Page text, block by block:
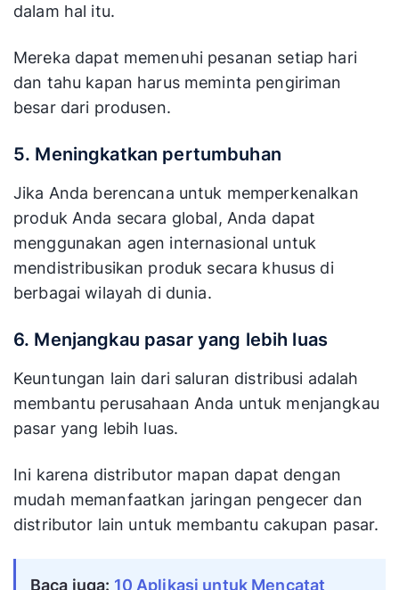
dalam hal itu.
Mereka dapat memenuhi pesanan setiap hari
dan tahu kapan harus meminta pengiriman
besar dari produsen.
5. Meningkatkan pertumbuhan
Jika Anda berencana untuk memperkenalkan
produk Anda secara global, Anda dapat
menggunakan agen internasional untuk
mendistribusikan produk secara khusus di
berbagai wilayah di dunia.
6. Menjangkau pasar yang lebih luas
Keuntungan lain dari saluran distribusi adalah
membantu perusahaan Anda untuk menjangkau
pasar yang lebih luas.
Ini karena distributor mapan dapat dengan
mudah memanfaatkan jaringan pengecer dan
distributor lain untuk membantu cakupan pasar.
Baca juga: 10 Aplikasi untuk Mencatat